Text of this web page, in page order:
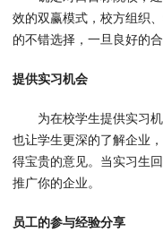
效的双赢模式，校方组织
的不错选择，一旦良好的
提供实习机会
为在校学生提供实习
也让学生更深的了解企业
得宝贵的意见。当实习生
推广你的企业。
员工的参与经验分享